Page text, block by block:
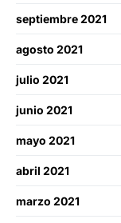
septiembre 2021
agosto 2021
julio 2021
junio 2021
mayo 2021
abril 2021
marzo 2021